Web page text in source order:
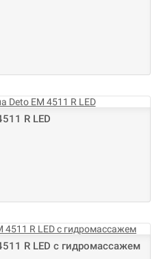
R LED
R LED с гидромассажем